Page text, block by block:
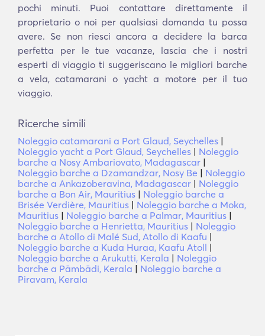
pochi minuti. Puoi contattare direttamente il
proprietario o noi per qualsiasi domanda tu possa
avere. Se non riesci ancora a decidere la barca
perfetta per le tue vacanze, lascia che i nostri
esperti di viaggio ti suggeriscano le migliori barche
a vela, catamarani o yacht a motore per il tuo
viaggio.
Ricerche simili
Noleggio catamarani a Port Glaud, Seychelles |
Noleggio yacht a Port Glaud, Seychelles | Noleggio
barche a Nosy Ambariovato, Madagascar |
Noleggio barche a Dzamandzar, Nosy Be | Noleggio
barche a Ankazoberavina, Madagascar | Noleggio
barche a Bon Air, Mauritius | Noleggio barche a
Brisée Verdière, Mauritius | Noleggio barche a Moka,
Mauritius | Noleggio barche a Palmar, Mauritius |
Noleggio barche a Henrietta, Mauritius | Noleggio
barche a Atollo di Malé Sud, Atollo di Kaafu |
Noleggio barche a Kuda Huraa, Kaafu Atoll |
Noleggio barche a Arukutti, Kerala | Noleggio
barche a Pāmbādi, Kerala | Noleggio barche a
Piravam, Kerala